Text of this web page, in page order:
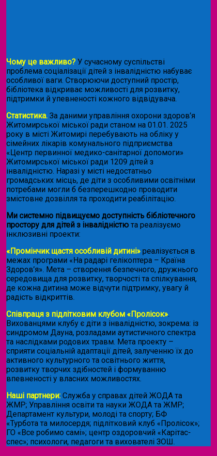
Чому це важливо? У сучасному суспільстві
проблема соціалізації дітей з інвалідністю набуває
особливої ваги. Створюючи доступний простір,
бібліотека відкриває можливості для розвитку,
підтримки й упевненості кожного відвідувача.
Статистика. За даними управління охорони здоров’я
Житомирської міської ради станом на 01.01. 2025
року в місті Житомирі перебувають на обліку у
сімейних лікарів комунального підприємства
«Центр первинної медико-санітарної допомоги»
Житомирської міської ради 1209 дітей з
інвалідністю. Наразі у місті недостатньо
громадських місць, де діти з особливими освітніми
потребами могли б безперешкодно проводити
змістовне дозвілля та проходити реабілітацію.
Ми системно підвищуємо доступність бібліотечного
простору для дітей з інвалідністю та реалізуємо
інклюзивні проекти:
«Промінчик щастя особливій дитині» реалізується в
межах програми «На радарі гелікоптера – Країна
Здоров’я». Мета – створення безпечного, дружнього
середовища для розвитку, творчості та спілкування,
де кожна дитина може відчути підтримку, увагу й
радість відкриттів.
Співпраця з підлітковим клубом «Пролісок».
Вихованцями клубу є діти з інвалідністю, зокрема: із
синдромом Дауна, розладами аутистичного спектра
та наслідками родових травм. Мета проекту –
сприяти соціальній адаптації дітей, залученню їх до
активного культурного та освітнього життя,
розвитку творчих здібностей і формуванню
впевненості у власних можливостях.
Наші партнери: Служба у справах дітей ЖОДА та
ЖМР; Управління освіти та науки ЖОДА та ЖМР;
Департамент культури, молоді та спорту; БФ
«Турбота та милосердя; підлітковий клуб «Пролісок»;
ГО «Все робимо самі»; центр оздоровчий «Карітас-
спес»; психологи, педагоги та вихователі ЗОШ.